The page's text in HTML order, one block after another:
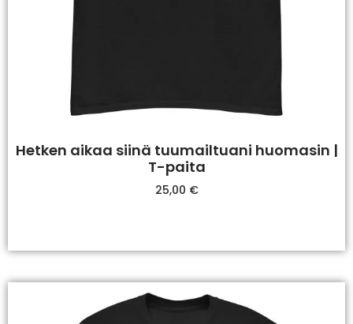
Hetken aikaa siinä tuumailtuani huomasin |
T-paita
25,00 €